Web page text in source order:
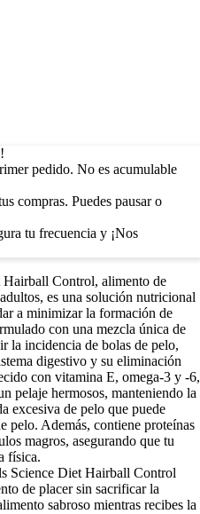
pedido. No es acumulable
compras. Puedes pausar o
tu frecuencia y ¡Nos
Control, alimento de
es una solución nutricional
a minimizar la formación de
con una mezcla única de
la incidencia de bolas de pelo,
digestivo y su eliminación
con vitamina E, omega-3 y -6,
pelaje hermosos, manteniendo la
excesiva de pelo que puede
pelo. Además, contiene proteínas
magros, asegurando que tu
física.
Science Diet Hairball Control
de placer sin sacrificar la
sabroso mientras recibes la